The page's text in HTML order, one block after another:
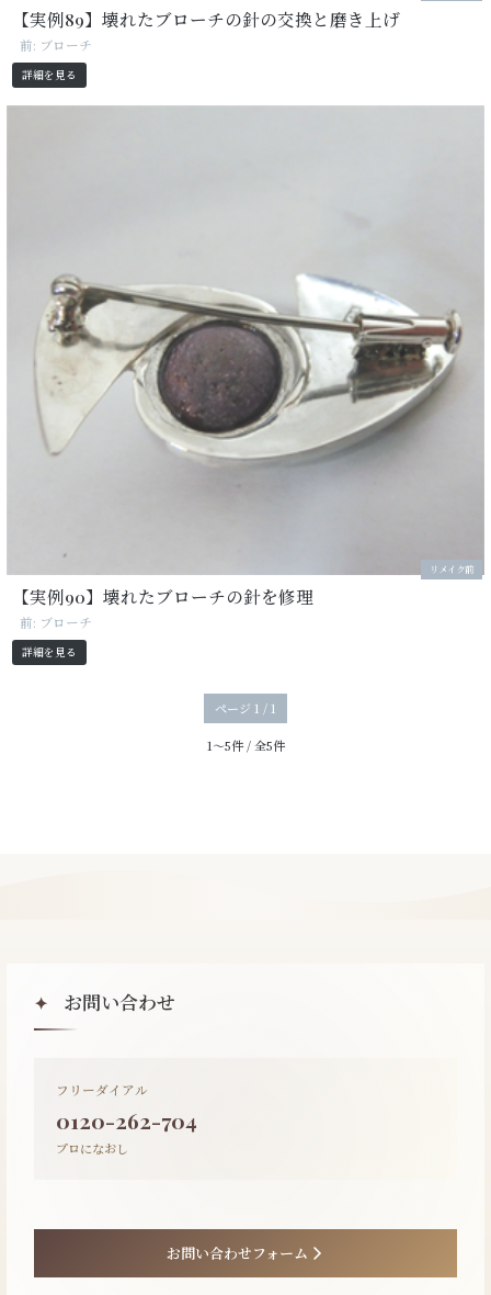
【実例89】壊れたブローチの針の交換と磨き上げ
前: ブローチ
詳細を見る
リメイク前
【実例90】壊れたブローチの針を修理
前: ブローチ
詳細を見る
ページ 1 / 1
1〜5件 / 全5件
✦ お問い合わせ
フリーダイアル
0120-262-704
プロになおし
お問い合わせフォーム